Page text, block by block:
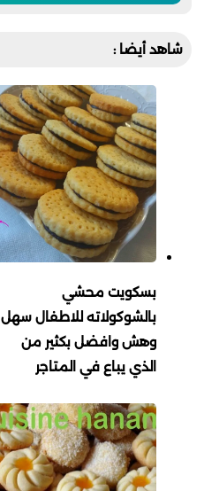
شاهد أيضا :
بسكويت محشي
بالشوكولاته للاطفال سهل
وهش وافضل بكثير من
الذي يباع في المتاجر